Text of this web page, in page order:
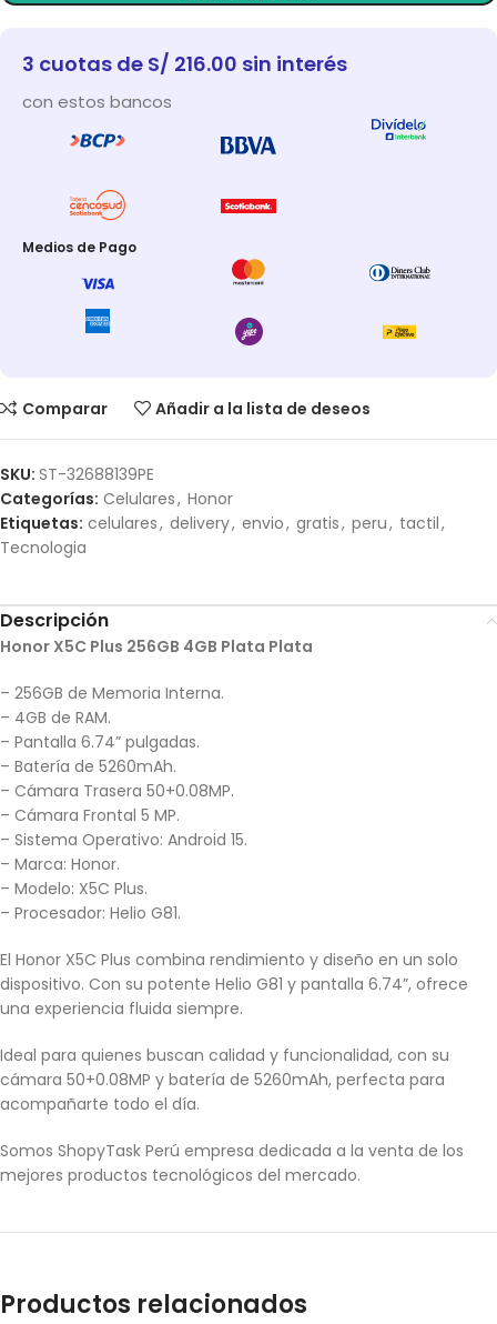
3 cuotas de S/ 216.00 sin interés
con estos bancos
Medios de Pago
Comparar Añadir a la lista de deseos
SKU: ST-32688139PE
Categorías: Celulares, Honor
Etiquetas: celulares, delivery, envio, gratis, peru, tactil,
Tecnologia
Descripción
Honor X5C Plus 256GB 4GB Plata Plata
– 256GB de Memoria Interna.
– 4GB de RAM.
– Pantalla 6.74” pulgadas.
– Batería de 5260mAh.
– Cámara Trasera 50+0.08MP.
– Cámara Frontal 5 MP.
– Sistema Operativo: Android 15.
– Marca: Honor.
– Modelo: X5C Plus.
– Procesador: Helio G81.
El Honor X5C Plus combina rendimiento y diseño en un solo
dispositivo. Con su potente Helio G81 y pantalla 6.74”, ofrece
una experiencia fluida siempre.
Ideal para quienes buscan calidad y funcionalidad, con su
cámara 50+0.08MP y batería de 5260mAh, perfecta para
acompañarte todo el día.
Somos ShopyTask Perú empresa dedicada a la venta de los
mejores productos tecnológicos del mercado.
Productos relacionados